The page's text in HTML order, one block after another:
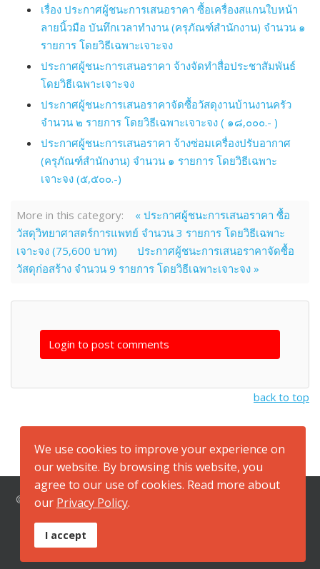
เรื่อง ประกาศผู้ชนะการเสนอราคา ซื้อเครื่องสแกนใบหน้า
ลายนิ้วมือ บันทึกเวลาทำงาน (ครุภัณฑ์สำนักงาน) จำนวน ๑
รายการ โดยวิธีเฉพาะเจาะจง
ประกาศผู้ชนะการเสนอราคา จ้างจัดทำสื่อประชาสัมพันธ์
โดยวิธีเฉพาะเจาะจง
ประกาศผู้ชนะการเสนอราคาจัดซื้อวัสดุงานบ้านงานครัว
จำนวน ๒ รายการ โดยวิธีเฉพาะเจาะจง ( ๑๘,๐๐๐.- )
ประกาศผู้ชนะการเสนอราคา จ้างซ่อมเครื่องปรับอากาศ
(ครุภัณฑ์สำนักงาน) จำนวน ๑ รายการ โดยวิธีเฉพาะ
เจาะจง (๕,๕๐๐.-)
More in this category:
« ประกาศผู้ชนะการเสนอราคา ซื้อ
วัสดุวิทยาศาสตร์การแพทย์ จำนวน 3 รายการ โดยวิธีเฉพาะ
เจาะจง (75,600 บาท)
ประกาศผู้ชนะการเสนอราคาจัดซื้อ
วัสดุก่อสร้าง จำนวน 9 รายการ โดยวิธีเฉพาะเจาะจง »
Login to post comments
back to top
© 2026 สำนักงานสาธารณสุขจังหวัดกาญจนบุรี ที่อยู่ ถนนแสงชู
หมายเลขโทรศัพท์ 034-512961, 034-512417 หมายเลข
We use cookies to improve your experience on
our website. By browsing this website, you
agree to our use of cookies. Read more about
our Privacy Policy.
I accept